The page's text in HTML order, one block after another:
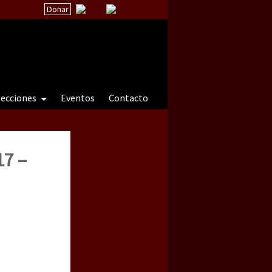
Donar
Eventos
Contacto
natureza sob cerco)
–